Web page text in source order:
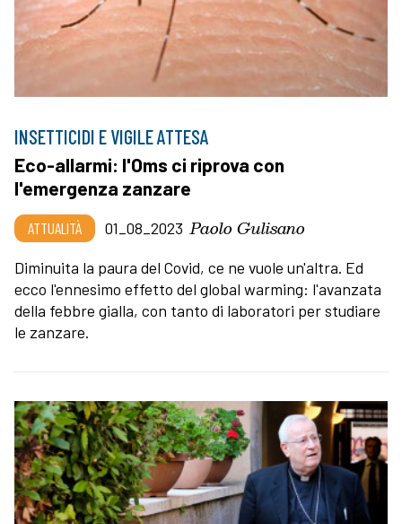
INSETTICIDI E VIGILE ATTESA
Eco-allarmi: l'Oms ci riprova con
l'emergenza zanzare
ATTUALITÀ 01_08_2023 Paolo Gulisano
Diminuita la paura del Covid, ce ne vuole un'altra. Ed
ecco l'ennesimo effetto del global warming: l'avanzata
della febbre gialla, con tanto di laboratori per studiare
le zanzare.